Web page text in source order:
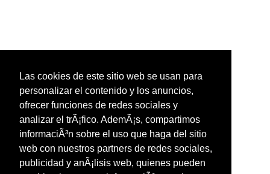
Las cookies de este sitio web se usan para
personalizar el contenido y los anuncios,
ofrecer funciones de redes sociales y
analizar el trÃ¡fico. AdemÃ¡s, compartimos
informaciÃ³n sobre el uso que haga del sitio
web con nuestros partners de redes sociales,
publicidad y anÃ¡lisis web, quienes pueden